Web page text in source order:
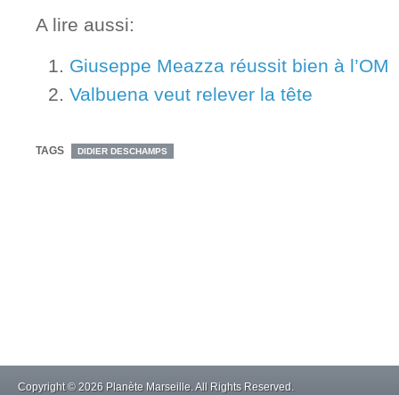
A lire aussi:
Giuseppe Meazza réussit bien à l’OM
Valbuena veut relever la tête
TAGS DIDIER DESCHAMPS
Copyright © 2026 Planète Marseille. All Rights Reserved.